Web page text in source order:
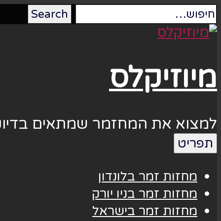
מיוזיקלס
למצוא את המחזמר שמתאים
תפריט
מחזות זמר בלונדון
מחזות זמר בניו יורק
מחזות זמר בישראל